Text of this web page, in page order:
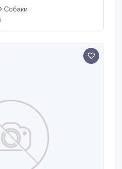
Собаки